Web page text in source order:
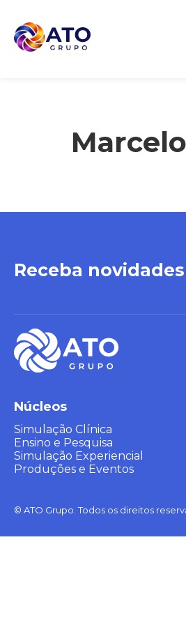
Receba novidades
Núcleos
Simulação Clínica
Ensino e Pesquisa
Simulação Experiencial
Produções e Eventos
© ATO Grupo. Todos os direitos